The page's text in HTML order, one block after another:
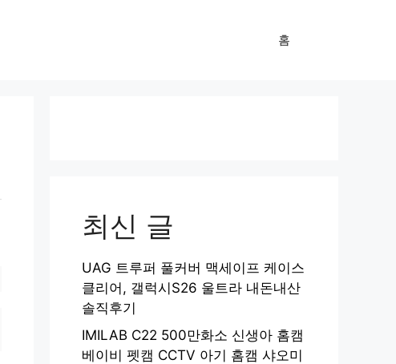
홈
최신 글
UAG 트루퍼 풀커버 맥세이프 케이스
클리어, 갤럭시S26 울트라 내돈내산
솔직후기
IMILAB C22 500만화소 신생아 홈캠
베이비 펫캠 CCTV 아기 홈캠 샤오미